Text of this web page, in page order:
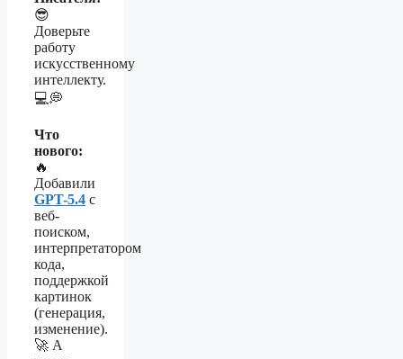
😎
Доверьте
работу
искусственному
интеллекту.
💻💭
Что
нового:
🔥
Добавили
GPT-5.4 с
веб-
поиском,
интерпретатором
кода,
поддержкой
картинок
(генерация,
изменение).
🚀 А